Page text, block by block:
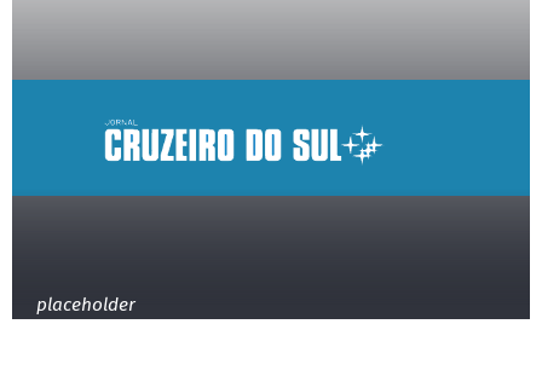
placeholder